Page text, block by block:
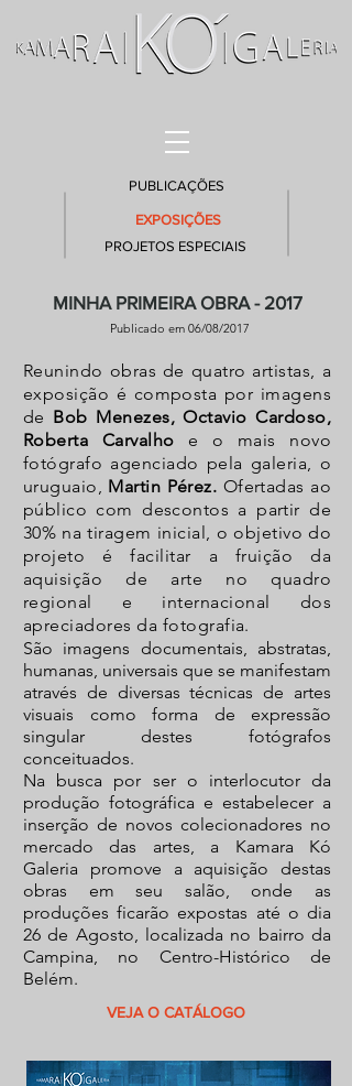
PUBLICAÇÕES
EXPOSIÇÕES
PROJETOS ESPECIAIS
MINHA PRIMEIRA OBRA - 2017
VEJA O CATÁLOGO
Publicado em 06/08/2017
Reunindo obras de quatro artistas, a
exposição é composta por imagens
de Bob Menezes, Octavio Cardoso,
Roberta Carvalho e o mais novo
fotógrafo agenciado pela galeria, o
uruguaio, Martin Pérez. Ofertadas ao
público com descontos a partir de
30% na tiragem inicial, o objetivo do
projeto é facilitar a fruição da
aquisição de arte no quadro
regional e internacional dos
apreciadores da fotografia.
São imagens documentais, abstratas,
humanas, universais que se manifestam
através de diversas técnicas de artes
visuais como forma de expressão
singular destes fotógrafos
conceituados.
Na busca por ser o interlocutor da
produção fotográfica e estabelecer a
inserção de novos colecionadores no
mercado das artes, a Kamara Kó
Galeria promove a aquisição destas
obras em seu salão, onde as
produções ficarão expostas até o dia
26 de Agosto, localizada no bairro da
Campina, no Centro-Histórico de
Belém.